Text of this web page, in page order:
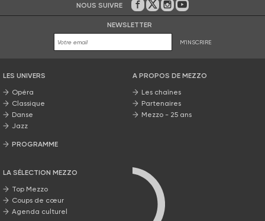
NOUS SUIVRE Sur Facebook
Sur Twitter
Sur Instagram
Sur Youtube
NEWSLETTER
M'INSCRIRE
LES UNIVERS
Opéra
Classique
Danse
Jazz
PROGRAMME
LA SÉLECTION MEZZO
Top Mezzo
Coups de cœur
Agenda culturel
A PROPOS DE MEZZO
Les chaînes
Partenaires
Mezzo - 25 ans